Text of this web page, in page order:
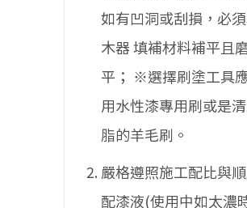
如有凹洞或刮損，必
木器填補材料補平且
平； ※選擇刷塗工具
用水性漆專用刷或是
脂的羊毛刷。
嚴格遵照施工配比與
配漆液(使用中如太濃